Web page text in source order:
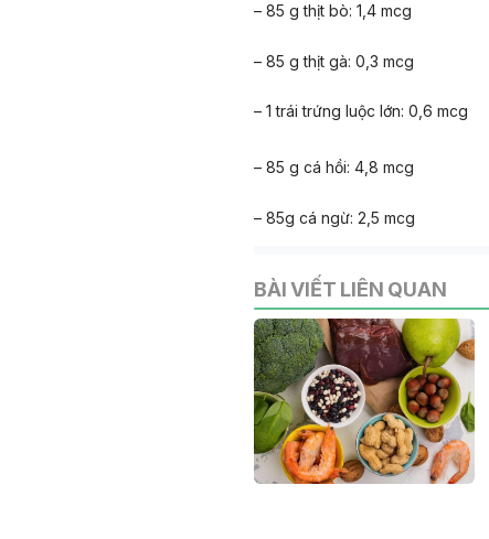
– 85 g thịt bò: 1,4 mcg
– 85 g thịt gà: 0,3 mcg
– 1 trái trứng luộc lớn: 0,6 mcg
– 85 g cá hồi: 4,8 mcg
– 85g cá ngừ: 2,5 mcg
BÀI VIẾT LIÊN QUAN